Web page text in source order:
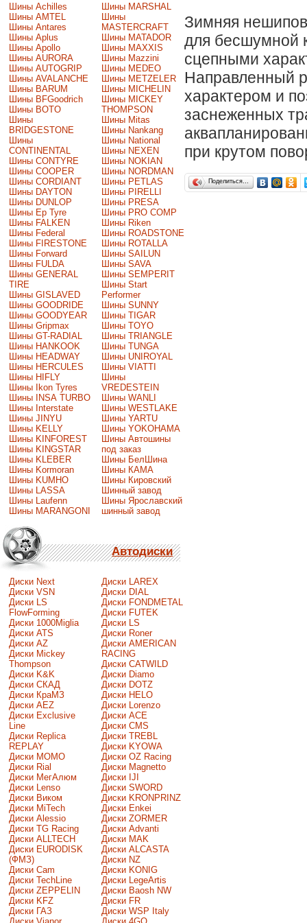
Шины Achilles
Шины AMTEL
Шины Antares
Шины Aplus
Шины Apollo
Шины AURORA
Шины AUTOGRIP
Шины AVALANCHE
Шины BARUM
Шины BFGoodrich
Шины BOTO
Шины
BRIDGESTONE
Шины
CONTINENTAL
Шины CONTYRE
Шины COOPER
Шины CORDIANT
Шины DAYTON
Шины DUNLOP
Шины Ep Tyre
Шины FALKEN
Шины Federal
Шины FIRESTONE
Шины Forward
Шины FULDA
Шины GENERAL
TIRE
Шины GISLAVED
Шины GOODRIDE
Шины GOODYEAR
Шины Gripmax
Шины GT-RADIAL
Шины HANKOOK
Шины HEADWAY
Шины HERCULES
Шины HIFLY
Шины Ikon Tyres
Шины INSA TURBO
Шины Interstate
Шины JINYU
Шины KELLY
Шины KINFOREST
Шины KINGSTAR
Шины KLEBER
Шины Kormoran
Шины KUMHO
Шины LASSA
Шины Laufenn
Шины MARANGONI
Шины MARSHAL
Шины
MASTERCRAFT
Шины MATADOR
Шины MAXXIS
Шины Mazzini
Шины MEDEO
Шины METZELER
Шины MICHELIN
Шины MICKEY
THOMPSON
Шины Mitas
Шины Nankang
Шины National
Шины NEXEN
Шины NOKIAN
Шины NORDMAN
Шины PETLAS
Шины PIRELLI
Шины PRESA
Шины PRO COMP
Шины Riken
Шины ROADSTONE
Шины ROTALLA
Шины SAILUN
Шины SAVA
Шины SEMPERIT
Шины Start
Performer
Шины SUNNY
Шины TIGAR
Шины TOYO
Шины TRIANGLE
Шины TUNGA
Шины UNIROYAL
Шины VIATTI
Шины
VREDESTEIN
Шины WANLI
Шины WESTLAKE
Шины YARTU
Шины YOKOHAMA
Шины Автошины
под заказ
Шины БелШина
Шины КАМА
Шины Кировский
Шинный завод
Шины Ярославский
шинный завод
Автодиски
Диски Next
Диски VSN
Диски LS
FlowForming
Диски 1000Miglia
Диски ATS
Диски AZ
Диски Mickey
Thompson
Диски K&K
Диски СКАД
Диски КраМЗ
Диски AEZ
Диски Exclusive
Line
Диски Replica
REPLAY
Диски MOMO
Диски Rial
Диски МегАлюм
Диски Lenso
Диски Виком
Диски MiTech
Диски Alessio
Диски TG Racing
Диски ALLTECH
Диски EURODISK
(ФМЗ)
Диски Cam
Диски TechLine
Диски ZEPPELIN
Диски KFZ
Диски ГАЗ
Диски LAREX
Диски DIAL
Диски FONDMETAL
Диски FUTEK
Диски LS
Диски Roner
Диски AMERICAN
RACING
Диски CATWILD
Диски Diamo
Диски DOTZ
Диски HELO
Диски Lorenzo
Диски ACE
Диски CMS
Диски TREBL
Диски KYOWA
Диски OZ Racing
Диски Magnetto
Диски IJI
Диски SWORD
Диски KRONPRINZ
Диски Enkei
Диски ZORMER
Диски Advanti
Диски MAK
Диски ALCASTA
Диски NZ
Диски KONIG
Диски LegeArtis
Диски Baosh NW
Диски FR
Диски WSP Italy
Зимняя
для бесшумной
сцепными
Направленный
характером и
заснеженных
при крутом
Поделиться…